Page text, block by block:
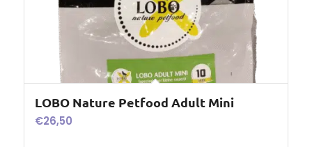
LOBO Nature Petfood Adult Mini
€26,50